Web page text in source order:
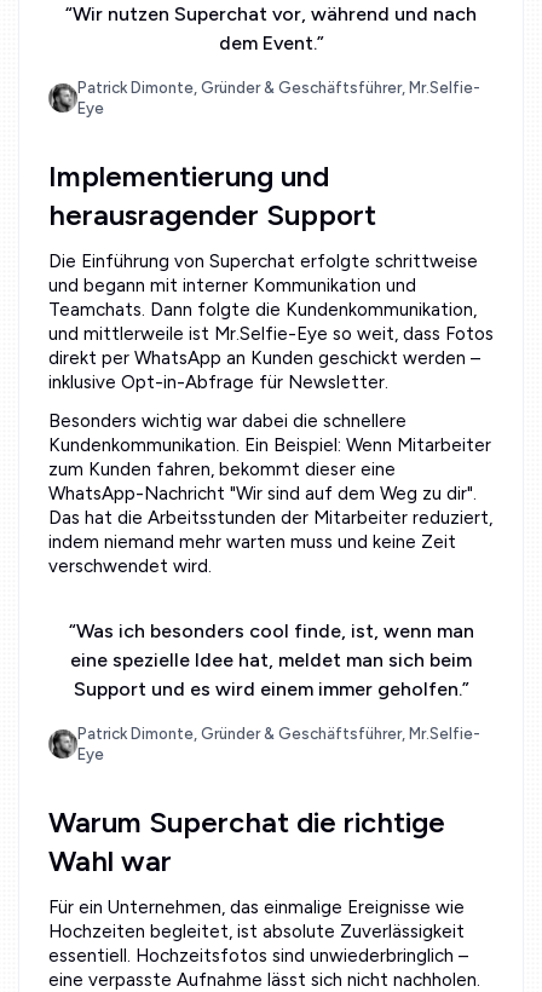
“Wir nutzen Superchat vor, während und nach
dem Event.”
Patrick Dimonte, Gründer & Geschäftsführer, Mr.Selfie-
Eye
Implementierung und
herausragender Support
Die Einführung von Superchat erfolgte schrittweise
und begann mit interner Kommunikation und
Teamchats. Dann folgte die Kundenkommunikation,
und mittlerweile ist Mr.Selfie-Eye so weit, dass Fotos
direkt per WhatsApp an Kunden geschickt werden –
inklusive Opt-in-Abfrage für Newsletter.
Besonders wichtig war dabei die schnellere
Kundenkommunikation. Ein Beispiel: Wenn Mitarbeiter
zum Kunden fahren, bekommt dieser eine
WhatsApp-Nachricht "Wir sind auf dem Weg zu dir".
Das hat die Arbeitsstunden der Mitarbeiter reduziert,
indem niemand mehr warten muss und keine Zeit
verschwendet wird.
“Was ich besonders cool finde, ist, wenn man
eine spezielle Idee hat, meldet man sich beim
Support und es wird einem immer geholfen.”
Patrick Dimonte, Gründer & Geschäftsführer, Mr.Selfie-
Eye
Warum Superchat die richtige
Wahl war
Für ein Unternehmen, das einmalige Ereignisse wie
Hochzeiten begleitet, ist absolute Zuverlässigkeit
essentiell. Hochzeitsfotos sind unwiederbringlich –
eine verpasste Aufnahme lässt sich nicht nachholen.